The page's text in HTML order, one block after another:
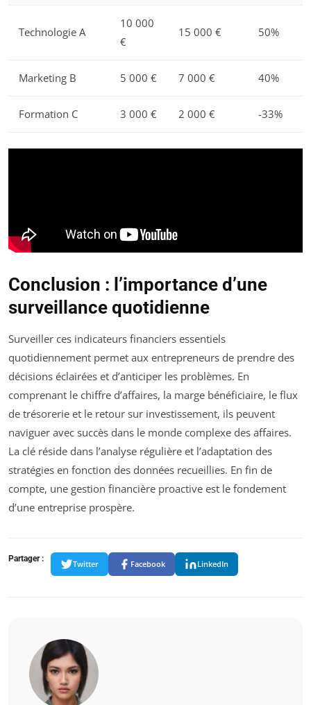
Technologie A
10 000
€
15 000 € 50%
Marketing B 5 000 € 7 000 € 40%
Formation C 3 000 € 2 000 € -33%
Conclusion : l’importance d’une
surveillance quotidienne
Surveiller ces indicateurs financiers essentiels
quotidiennement permet aux entrepreneurs de prendre des
décisions éclairées et d’anticiper les problèmes. En
comprenant le chiffre d’affaires, la marge bénéficiaire, le flux
de trésorerie et le retour sur investissement, ils peuvent
naviguer avec succès dans le monde complexe des affaires.
La clé réside dans l’analyse régulière et l’adaptation des
stratégies en fonction des données recueillies. En fin de
compte, une gestion financière proactive est le fondement
d’une entreprise prospère.
Partager :
Twitter Facebook LinkedIn